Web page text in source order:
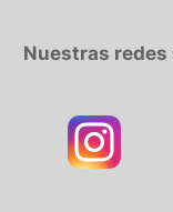
Nuestras redes